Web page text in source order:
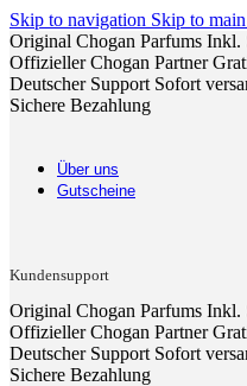
Skip to navigation Skip to
Original Chogan Parfums Inkl.
Offizieller Chogan Partner
Deutscher Support Sofort
Sichere Bezahlung
Über uns
Gutscheine
Kundensupport
Original Chogan Parfums Inkl.
Offizieller Chogan Partner
Deutscher Support Sofort
Sichere Bezahlung